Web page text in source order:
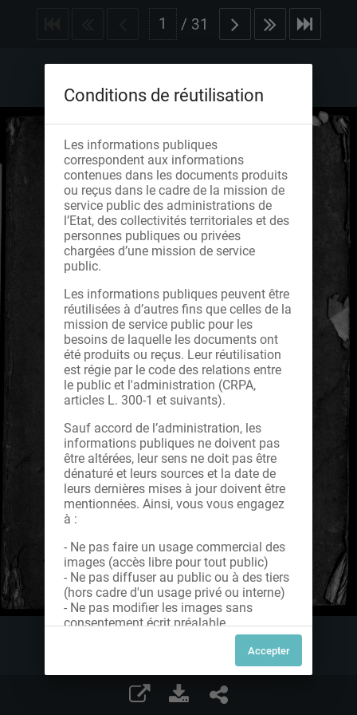
/ 31
Conditions de réutilisation
Les informations publiques
correspondent aux informations
contenues dans les documents produits
ou reçus dans le cadre de la mission de
service public des administrations de
l’Etat, des collectivités territoriales et des
personnes publiques ou privées
chargées d’une mission de service
public.
Les informations publiques peuvent être
réutilisées à d’autres fins que celles de la
mission de service public pour les
besoins de laquelle les documents ont
été produits ou reçus. Leur réutilisation
est régie par le code des relations entre
le public et l'administration (CRPA,
articles L. 300-1 et suivants).
Sauf accord de l’administration, les
informations publiques ne doivent pas
être altérées, leur sens ne doit pas être
dénaturé et leurs sources et la date de
leurs dernières mises à jour doivent être
mentionnées. Ainsi, vous vous engagez
à :
- Ne pas faire un usage commercial des
images (accès libre pour tout public)
- Ne pas diffuser au public ou à des tiers
(hors cadre d'un usage privé ou interne)
- Ne pas modifier les images sans
consentement écrit préalable
Dans le cas contraire, nous vous invitons
à nous contacter afin de solliciter le type
de Licence souhaitée parmi celles
proposées et le cas échéant, acquitter